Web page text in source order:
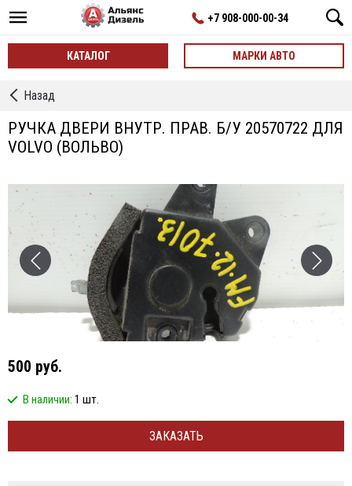
+7 908-000-00-34
КАТАЛОГ МАРКИ АВТО
←
Ручка
Двери
Назад
РУЧКА ДВЕРИ ВНУТР. ПРАВ. Б/У 20570722 ДЛЯ
VOLVO (ВОЛЬВО)
500 руб.
В наличии: 1 шт.
ЗАКАЗАТЬ